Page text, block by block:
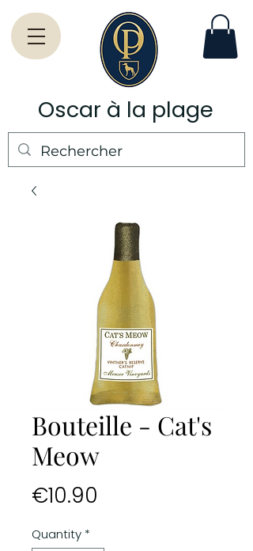
Oscar à la plage
Bouteille - Cat's
Meow
€10.90
Quantity *